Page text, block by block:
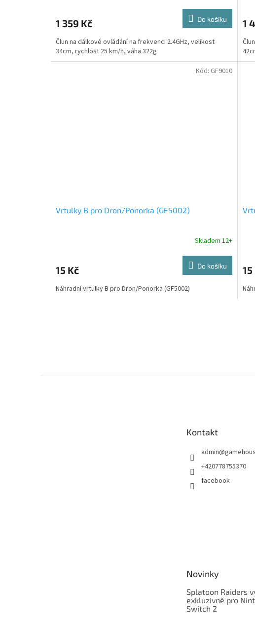
1 359 Kč Do košíku
Člun na dálkové ovládání na frekvenci 2.4GHz, velikost
34cm, rychlost 25 km/h, váha 322g
1
Vrtulky B pro Dron/Ponorka (GF5002)
Skladem 12+
15 Kč Do košíku
Náhradní vrtulky B pro Dron/Ponorka (GF5002)
Kód: GF9010
15
Kontakt
admin@
+420778755370
facebook
Novinky
Splatoon Raiders
exkluzivně pro
Switch 2